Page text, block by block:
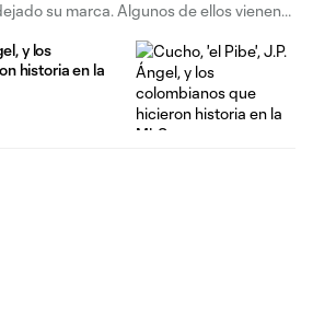
su marca. Algunos de ellos vienen
en
y los
historia en la